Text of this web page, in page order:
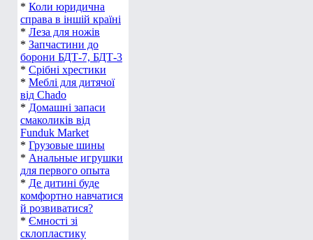
* Коли юридична
справа в іншій країні
* Леза для ножів
* Запчастини до
борони БДТ-7, БДТ-3
* Срібні хрестики
* Меблі для дитячої
від Chado
* Домашні запаси
смаколиків від
Funduk Market
* Грузовые шины
* Анальные игрушки
для первого опыта
* Де дитині буде
комфортно навчатися
й розвиватися?
* Ємності зі
склопластику